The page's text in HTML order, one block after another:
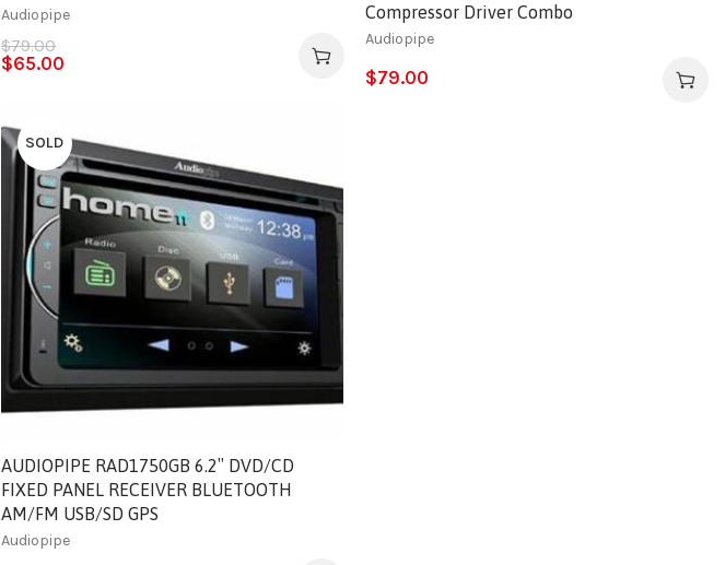
Audiopipe
$79.00
$65.00
Compressor Driver Combo
Audiopipe
$79.00
SOLD
AUDIOPIPE RAD1750GB 6.2″ DVD/CD
FIXED PANEL RECEIVER BLUETOOTH
AM/FM USB/SD GPS
Audiopipe